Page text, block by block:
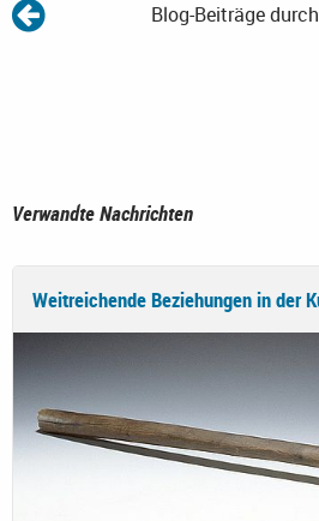
Blog-Beiträge
Verwandte Nachrichten
Weitreichende Beziehungen in der